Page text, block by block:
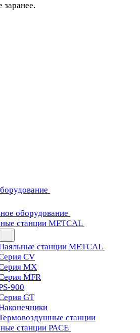
заранее.
оборудование
станции METCAL
станции METCAL
CV
MX
MFR
900
GT
станции
станции PACE